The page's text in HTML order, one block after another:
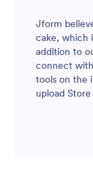
Jform
cake, which
addition to
connect
tools on the
upload